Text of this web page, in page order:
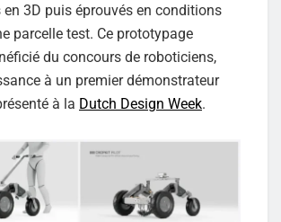
3D puis éprouvés en conditions
parcelle test. Ce prototypage
du concours de roboticiens,
à un premier démonstrateur
à la Dutch Design Week.